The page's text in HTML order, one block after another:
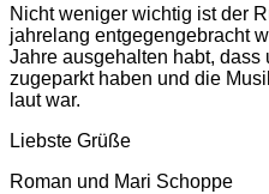
Nicht weniger wichtig ist der
jahrelang entgegengebracht
Jahre ausgehalten habt, dass
zugeparkt haben und die
laut war.
Liebste Grüße
Roman und Mari Schoppe